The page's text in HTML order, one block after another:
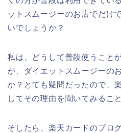
ットスムージーのお店でだけ
いでしょうか？
私は、どうして普段使うこと
が、ダイエットスムージーの
か？とても疑問だったので、
してその理由を聞いてみるこ
そしたら、楽天カードのプロ